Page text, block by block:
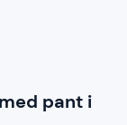
pant i